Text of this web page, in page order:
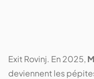
Exit Rovinj. En 2025,
deviennent les